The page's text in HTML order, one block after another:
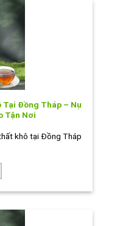
Tại Đồng Tháp – Nụ
Tận Nơi
khô tại Đồng Tháp